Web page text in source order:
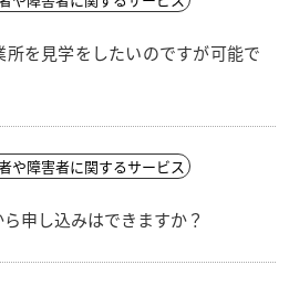
を見学をしたいのですが可能で
や障害者に関するサービス
申し込みはできますか？